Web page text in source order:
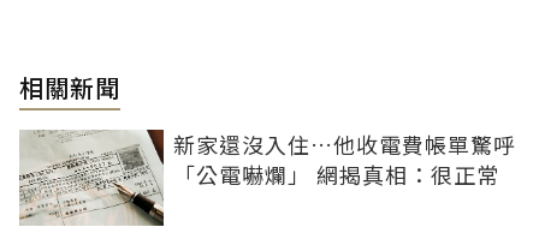
相關新聞
新家還沒入住…他收電費帳單驚呼
「公電嚇爛」 網揭真相：很正常